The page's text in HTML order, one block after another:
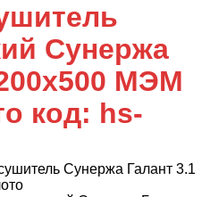
Сунержа
МЭМ
код: hs-
Сунержа Галант 3.1